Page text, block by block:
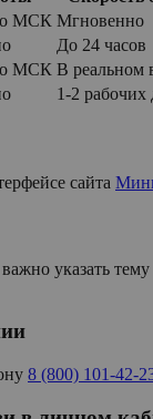
МСК Мгновенно
До 24 часов
МСК В реальном
1-2 рабочих
сайта
указать
8 (800) 101-42-